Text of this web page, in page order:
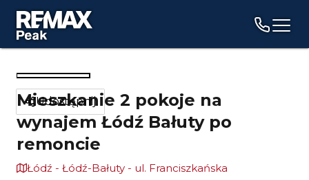
Menu
1/13
Udostępnij
Mieszkanie 2 pokoje na
wynajem Łódź Bałuty po
remoncie
Łódź - Łódź-Bałuty - ul. Franciszkańska